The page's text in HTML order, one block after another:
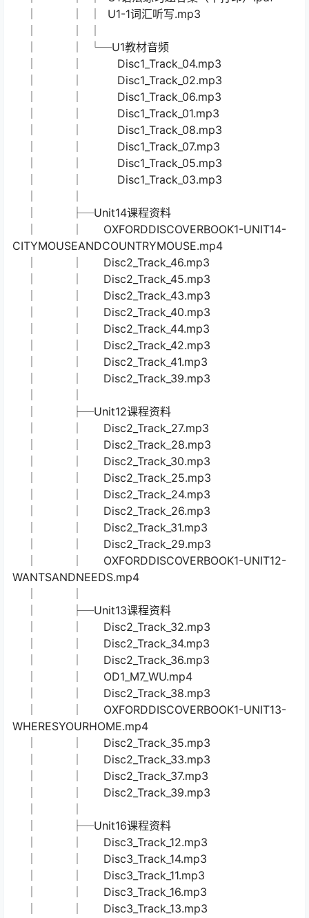
│ │ U4-自然拼读.mp3
│ │ OD1Unit4test答案（不打印）.pdf
│ │ OD1Unit4test（打印）.pdf
│ │
│ ├─Unit1课程资料
│ │ │ U1-2词汇听写.mp3
│ │ │ OXFORDDISCOVERBOOK1UNIT1-
FAMILIESANDFRIENDS.mp4
│ │ │ U1词汇拓展+语法讲义练习+课文复述
（打印）.pdf
│ │ │ OD1_M1_WU.mp4
│ │ │ U1语法练习题答案（不打印）.pdf
│ │ │ U1-1词汇听写.mp3
│ │ │
│ │ └─U1教材音频
│ │ Disc1_Track_04.mp3
│ │ Disc1_Track_02.mp3
│ │ Disc1_Track_06.mp3
│ │ Disc1_Track_01.mp3
│ │ Disc1_Track_08.mp3
│ │ Disc1_Track_07.mp3
│ │ Disc1_Track_05.mp3
│ │ Disc1_Track_03.mp3
│ │
│ ├─Unit14课程资料
│ │ OXFORDDISCOVERBOOK1-UNIT14-
CITYMOUSEANDCOUNTRYMOUSE.mp4
│ │ Disc2_Track_46.mp3
│ │ Disc2_Track_45.mp3
│ │ Disc2_Track_43.mp3
│ │ Disc2_Track_40.mp3
│ │ Disc2_Track_44.mp3
│ │ Disc2_Track_42.mp3
│ │ Disc2_Track_41.mp3
│ │ Disc2_Track_39.mp3
│ │
│ ├─Unit12课程资料
│ │ Disc2_Track_27.mp3
│ │ Disc2_Track_28.mp3
│ │ Disc2_Track_30.mp3
│ │ Disc2_Track_25.mp3
│ │ Disc2_Track_24.mp3
│ │ Disc2_Track_26.mp3
│ │ Disc2_Track_31.mp3
│ │ Disc2_Track_29.mp3
│ │ OXFORDDISCOVERBOOK1-UNIT12-
WANTSANDNEEDS.mp4
│ │
│ ├─Unit13课程资料
│ │ Disc2_Track_32.mp3
│ │ Disc2_Track_34.mp3
│ │ Disc2_Track_36.mp3
│ │ OD1_M7_WU.mp4
│ │ Disc2_Track_38.mp3
│ │ OXFORDDISCOVERBOOK1-UNIT13-